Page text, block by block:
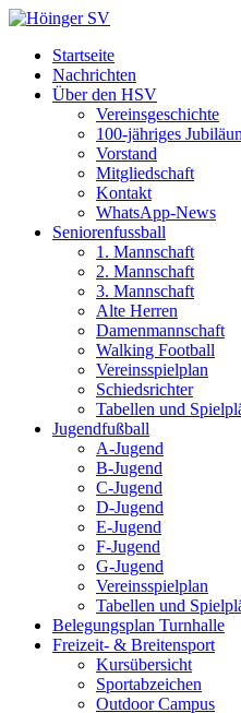
Startseite
Nachrichten
Über den HSV
Vereinsgeschichte
100-jähriges
Vorstand
Mitgliedschaft
Kontakt
WhatsApp-News
Seniorenfussball
1. Mannschaft
2. Mannschaft
3. Mannschaft
Alte Herren
Damenmannschaft
Walking Football
Vereinsspielplan
Schiedsrichter
Tabellen und
Jugendfußball
A-Jugend
B-Jugend
C-Jugend
D-Jugend
E-Jugend
F-Jugend
G-Jugend
Vereinsspielplan
Tabellen und
Belegungsplan Turnhalle
Freizeit- & Breitensport
Kursübersicht
Sportabzeichen
Outdoor Campus